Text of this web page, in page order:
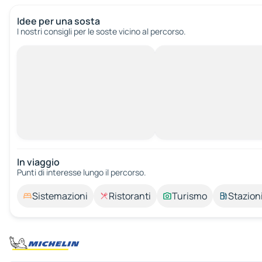
Idee per una sosta
I nostri consigli per le soste vicino al percorso.
In viaggio
Punti di interesse lungo il percorso.
Sistemazioni Ristoranti Turismo